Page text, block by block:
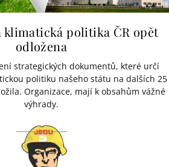
klimatická politika ČR opět
odložena
strategických dokumentů, které určí
politiku našeho státu na dalších 25
Organizace, mají k obsahům vážné
výhrady.